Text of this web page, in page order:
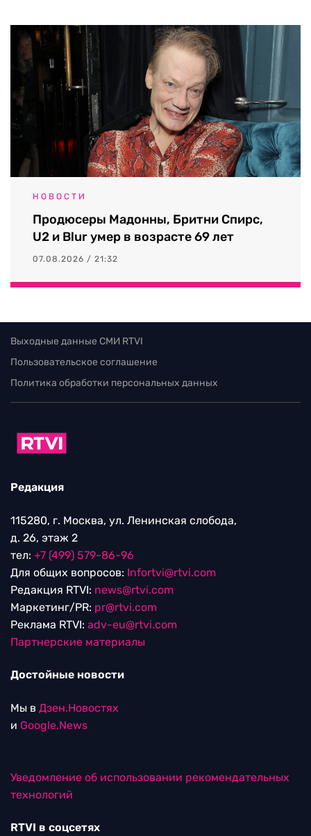
НОВОСТИ
Продюсеры Мадонны, Бритни Спирс,
U2 и Blur умер в возрасте 69 лет
07.08.2026 / 21:32
Выходные данные СМИ RTVI
Пользовательское соглашение
Политика обработки персональных данных
Редакция
115280, г. Москва, ул. Ленинская слобода,
д. 26, этаж 2
тел: +7 (499) 579-86-96
Для общих вопросов: Infortvi@rtvi.com
Редакция RTVI: news@rtvi.com
Маркетинг/PR: pr@rtvi.com
Реклама RTVI: adv-eu@rtvi.com
Партнерские материалы
Достойные новости
Мы в Дзен.Новостях
и Google.News
Уведомление об использовании рекомендательных
технологий
RTVI в соцсетях